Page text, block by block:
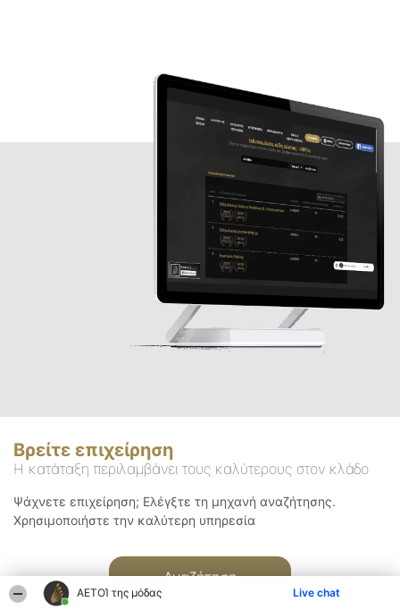
ΑΕΤΟΊ της μόδας Live chat
Βρείτε επιχείρηση
Η κατάταξη περιλαμβάνει τους καλύτερους στον κλάδο
Ψάχνετε επιχείρηση; Ελέγξτε τη μηχανή αναζήτησης.
Χρησιμοποιήστε την καλύτερη υπηρεσία
Αναζήτηση